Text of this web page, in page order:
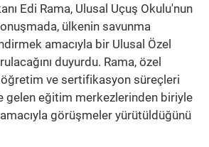
Edi Rama, Ulusal Uçuş Okulu'nun
ülkenin savunma
amacıyla bir Ulusal Özel
duyurdu. Rama, özel
ve sertifikasyon süreçleri
gelen eğitim merkezlerinden biriyle
görüşmeler yürütüldüğünü